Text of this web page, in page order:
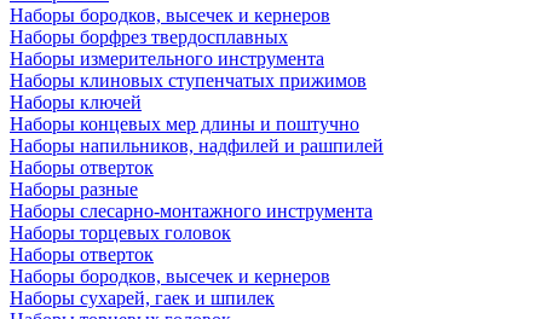
Наборы бородков, высечек и кернеров
Наборы борфрез твердосплавных
Наборы измерительного инструмента
Наборы клиновых ступенчатых прижимов
Наборы ключей
Наборы концевых мер длины и поштучно
Наборы напильников, надфилей и рашпилей
Наборы отверток
Наборы разные
Наборы слесарно-монтажного инструмента
Наборы торцевых головок
Наборы отверток
Наборы бородков, высечек и кернеров
Наборы сухарей, гаек и шпилек